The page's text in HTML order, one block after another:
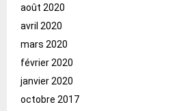
août 2020
avril 2020
mars 2020
février 2020
janvier 2020
octobre 2017